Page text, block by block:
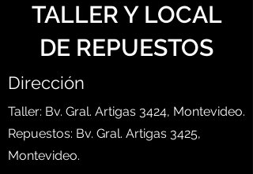
TALLER Y LOCAL
DE REPUESTOS
Dirección
Taller: Bv. Gral. Artigas 3424, Montevideo.
Repuestos: Bv. Gral. Artigas 3425,
Montevideo.